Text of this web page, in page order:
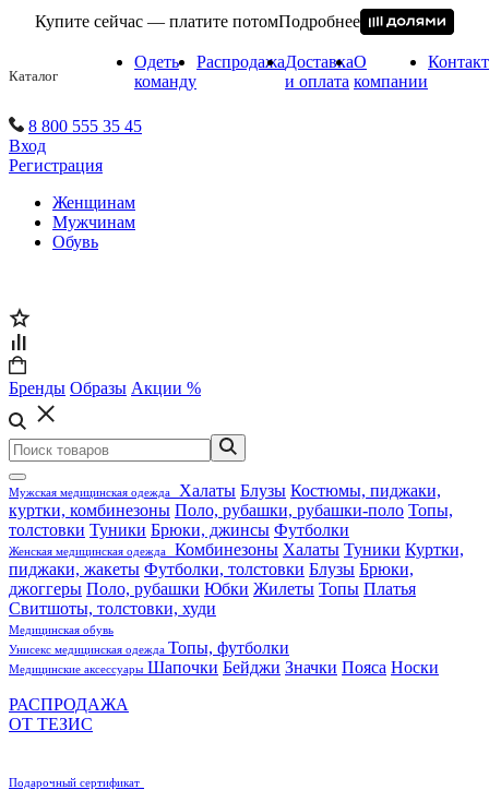
Купите сейчас — платите потомПодробнее
Каталог
Одеть
команду
РаспродажаДоставка
и оплата
О
компании
8 800 555 35 45
Вход
Регистрация
Женщинам
Мужчинам
Обувь
Бренды Образы Акции %
Мужская медицинская одежда Халаты Блузы Костюмы, пиджаки,
куртки, комбинезоны Поло, рубашки, рубашки-поло Топы,
толстовки Туники Брюки, джинсы Футболки
Женская медицинская одежда Комбинезоны Халаты Туники Куртки,
пиджаки, жакеты Футболки, толстовки Блузы Брюки,
джоггеры Поло, рубашки Юбки Жилеты Топы Платья
Свитшоты, толстовки, худи
Медицинская обувь
Унисекс медицинская одежда Топы, футболки
Медицинские аксессуары Шапочки Бейджи Значки Пояса Носки
РАСПРОДАЖА
ОТ ТЕЗИС
Подарочный сертификат